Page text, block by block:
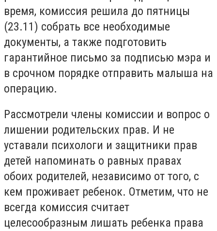
время, комиссия решила до пятницы
(23.11) собрать все необходимые
документы, а также подготовить
гарантийное письмо за подписью мэра и
в срочном порядке отправить малыша на
операцию.
Рассмотрели члены комиссии и вопрос о
лишении родительских прав. И не
уставали психологи и защитники прав
детей напоминать о равных правах
обоих родителей, независимо от того, с
кем проживает ребенок. Отметим, что не
всегда комиссия считает
целесообразным лишать ребенка права